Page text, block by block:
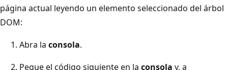
página actual leyendo un elemento seleccionado del árbol
DOM:
Abra la consola.
Pegue el código siguiente en la consola y, a